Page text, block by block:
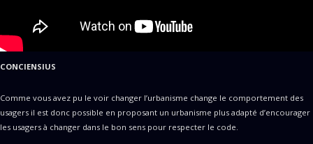
CONCIENSIUS
Comme vous avez pu le voir changer l’urbanisme change le comportement des
usagers il est donc possible en proposant un urbanisme plus adapté d’encourager
les usagers à changer dans le bon sens pour respecter le code.